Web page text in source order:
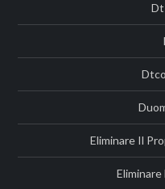
Dt
Eliminare Il